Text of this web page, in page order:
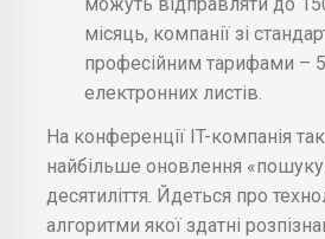
можуть відправляти до
місяць, компанії зі
професійним тарифами –
електронних листів.
На конференції IT-компанія
найбільше оновлення
десятиліття. Йдеться про
алгоритми якої здатні